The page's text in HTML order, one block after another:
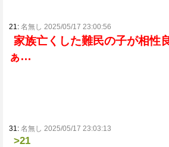
21: 名無し 2025/05/17 23:00:56
家族亡くした難民の子が相性
ぁ…
31: 名無し 2025/05/17 23:03:13
>21